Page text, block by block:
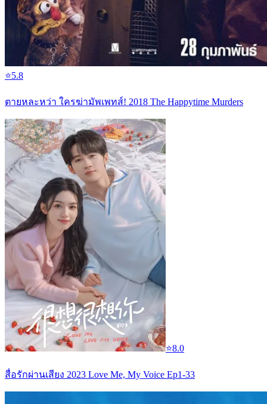
⭐5.8
ตายหละหว่า ใครฆ่ามัพเพทส์! 2018 The Happytime Murders
⭐8.0
สื่อรักผ่านเสียง 2023 Love Me, My Voice Ep1-33